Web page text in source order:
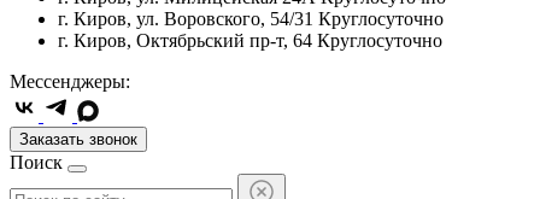
г. Киров, ул. Воровского, 54/31 Круглосуточно
г. Киров, Октябрьский пр-т, 64 Круглосуточно
Мессенджеры:
Заказать звонок
Поиск